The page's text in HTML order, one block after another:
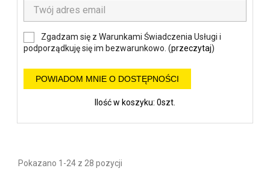
Zgadzam się z Warunkami Świadczenia Usługi i
podporządkuję się im bezwarunkowo. (przeczytaj)
POWIADOM MNIE O DOSTĘPNOŚCI
Ilość w koszyku: 0szt.
Pokazano 1-24 z 28 pozycji